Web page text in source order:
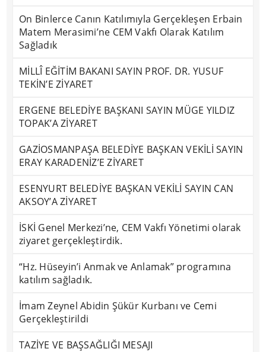
On Binlerce Canın Katılımıyla Gerçekleşen Erbain
Matem Merasimi’ne CEM Vakfı Olarak Katılım
Sağladık
MİLLÎ EĞİTİM BAKANI SAYIN PROF. DR. YUSUF
TEKİN’E ZİYARET
ERGENE BELEDİYE BAŞKANI SAYIN MÜGE YILDIZ
TOPAK’A ZİYARET
GAZİOSMANPAŞA BELEDİYE BAŞKAN VEKİLİ SAYIN
ERAY KARADENİZ’E ZİYARET
ESENYURT BELEDİYE BAŞKAN VEKİLİ SAYIN CAN
AKSOY’A ZİYARET
İSKİ Genel Merkezi’ne, CEM Vakfı Yönetimi olarak
ziyaret gerçekleştirdik.
“Hz. Hüseyin’i Anmak ve Anlamak” programına
katılım sağladık.
İmam Zeynel Abidin Şükür Kurbanı ve Cemi
Gerçekleştirildi
TAZİYE VE BAŞSAĞLIĞI MESAJI